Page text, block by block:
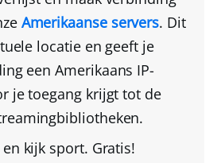
Amerikaanse servers. Dit
locatie en geeft je
een Amerikaans IP-
je toegang krijgt tot de
kijk sport. Gratis!